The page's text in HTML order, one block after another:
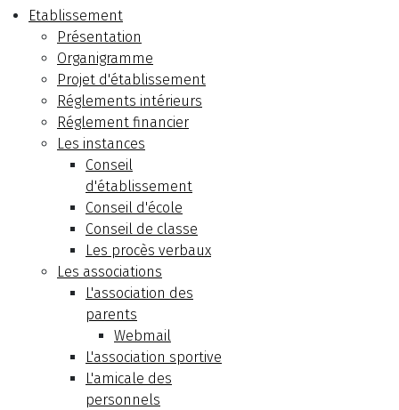
Etablissement
Présentation
Organigramme
Projet d'établissement
Réglements intérieurs
Réglement financier
Les instances
Conseil
d'établissement
Conseil d'école
Conseil de classe
Les procès verbaux
Les associations
L'association des
parents
Webmail
L'association sportive
L'amicale des
personnels